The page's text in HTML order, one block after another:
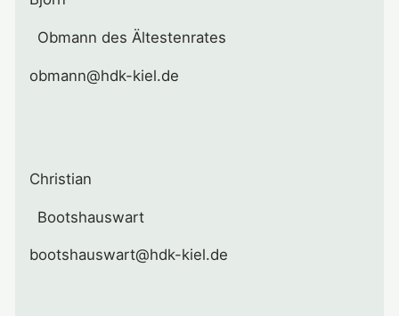
Obmann des Ältestenrates
obmann@hdk-kiel.de
Christian
Bootshauswart
bootshauswart@hdk-kiel.de